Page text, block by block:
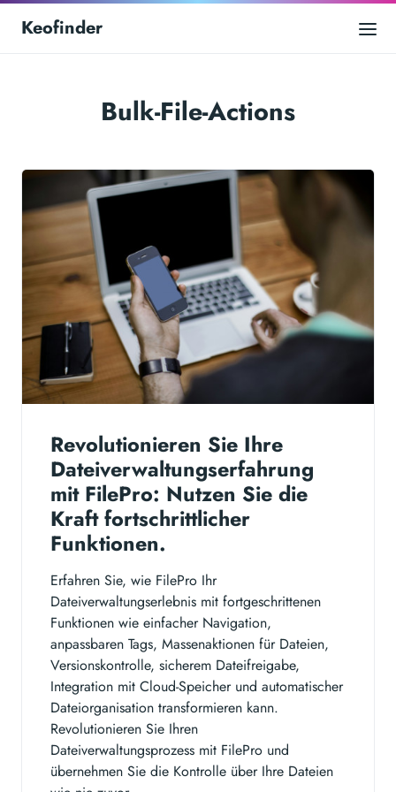
Keofinder
Bulk-File-Actions
Revolutionieren Sie Ihre
Dateiverwaltungserfahrung
mit FilePro: Nutzen Sie die
Kraft fortschrittlicher
Funktionen.
Erfahren Sie, wie FilePro Ihr
Dateiverwaltungserlebnis mit fortgeschrittenen
Funktionen wie einfacher Navigation,
anpassbaren Tags, Massenaktionen für Dateien,
Versionskontrolle, sicherem Dateifreigabe,
Integration mit Cloud-Speicher und automatischer
Dateiorganisation transformieren kann.
Revolutionieren Sie Ihren
Dateiverwaltungsprozess mit FilePro und
übernehmen Sie die Kontrolle über Ihre Dateien